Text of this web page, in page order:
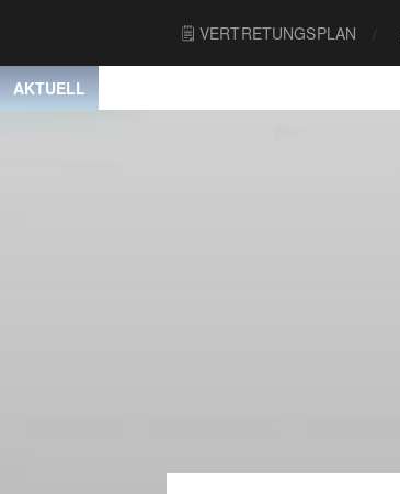
🗒 VERTRETUNGSPLAN
AKTUELL